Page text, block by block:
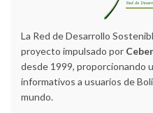
La Red de Desarrollo
proyecto impulsado por
desde 1999, proporcionando
informativos a usuarios de
mundo.